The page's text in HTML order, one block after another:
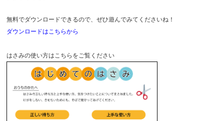
無料でダウンロードできるので、ぜひ遊んでみてくださいね！
ダウンロードはこちらから
はさみの使い方はこちらをご覧ください